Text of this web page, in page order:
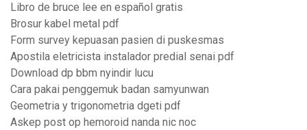
Libro de bruce lee en español gratis
Brosur kabel metal pdf
Form survey kepuasan pasien di puskesmas
Apostila eletricista instalador predial senai pdf
Download dp bbm nyindir lucu
Cara pakai penggemuk badan samyunwan
Geometria y trigonometria dgeti pdf
Askep post op hemoroid nanda nic noc